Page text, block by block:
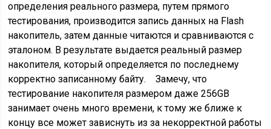
определения реального размера, путем прямого
тестирования, производится запись данных на Flash
накопитель, затем данные читаются и сравниваются с
эталоном. В результате выдается реальный размер
накопителя, который определяется по последнему
корректно записанному байту. Замечу, что
тестирование накопителя размером даже 256GB
занимает очень много времени, к тому же ближе к
концу все может зависнуть из за некорректной работы